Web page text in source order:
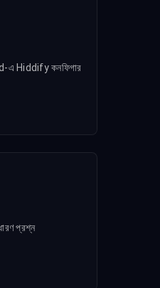
Hiddify কনফিগার
প্রশ্ন